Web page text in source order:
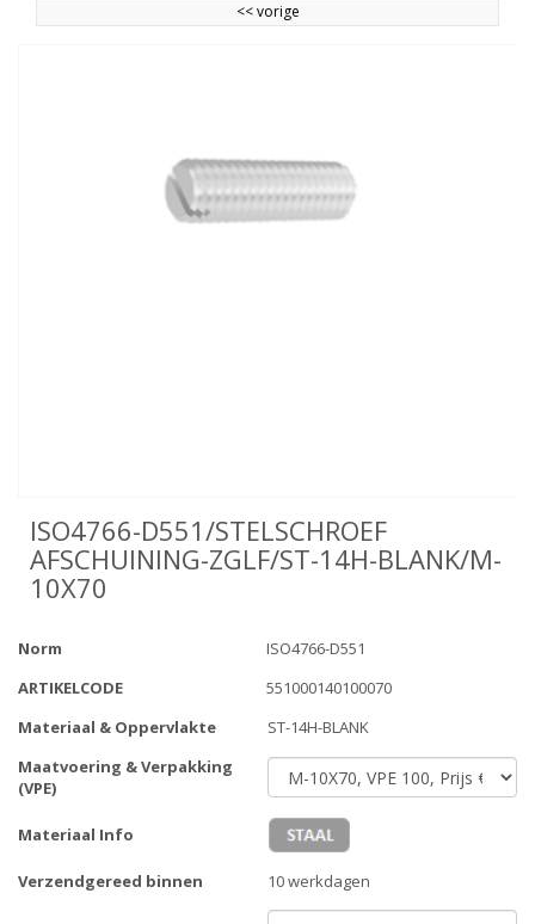
<<vorige
ISO4766-D551/STELSCHROEF
AFSCHUINING-ZGLF/ST-14H-BLANK/M-
10X70
Norm
ISO4766-D551
ARTIKELCODE
551000140100070
Materiaal & Oppervlakte
ST-14H-BLANK
Maatvoering & Verpakking
(VPE)
Materiaal Info
Verzendgereed binnen 10 werkdagen